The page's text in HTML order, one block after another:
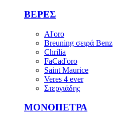
ΒΕΡΕΣ
Al'oro
Breuning σειρά Benz
Chrilia
FaCad'oro
Saint Maurice
Veres 4 ever
Στεργιάδης
ΜΟΝΟΠΕΤΡΑ